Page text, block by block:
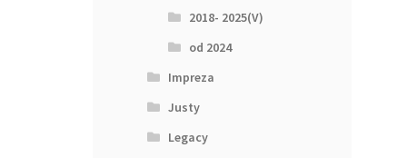
2018- 2025(V)
od 2024
Impreza
Justy
Legacy